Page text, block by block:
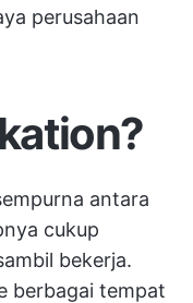
perusahaan
antara
cukup
bekerja.
berbagai tempat